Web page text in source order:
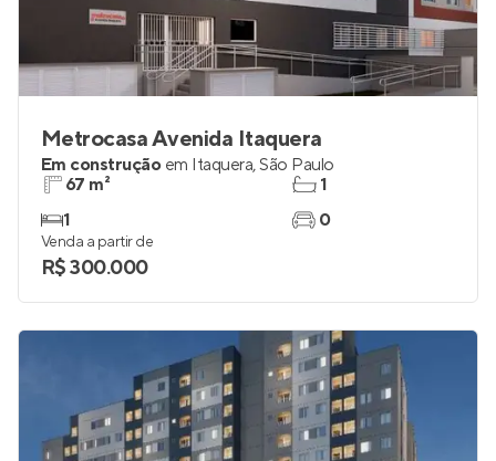
Metrocasa Avenida Itaquera
Em construção em Itaquera,São Paulo
67 m²
1
1
0
Venda a partir de
R$ 300.000